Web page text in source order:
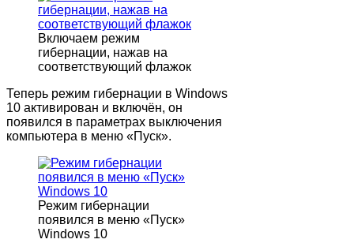
Включаем режим
гибернации, нажав на
соответствующий флажок
Теперь режим гибернации в Windows
10 активирован и включён, он
появился в параметрах выключения
компьютера в меню «Пуск».
Режим гибернации
появился в меню «Пуск»
Windows 10